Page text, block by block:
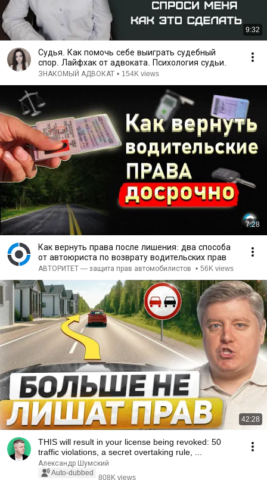
9:32
Судья. Как помочь себе выиграть судебный
спор. Лайфхак от адвоката. Психология судьи.
ЗНАКОМЫЙ АДВОКАТ • 154K views
7:28
Как вернуть права после лишения: два способа
от автоюриста по возврату водительских прав
АВТОРИТЕТ — защита прав автомобилистов • 56K views
42:28
THIS will result in your license being revoked: 50
traffic violations, a secret overtaking rule, ...
Александр Шумский
Auto-dubbed
808K views